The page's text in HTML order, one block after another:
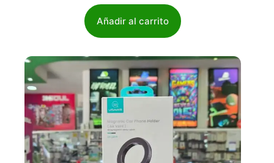
Añadir al carrito